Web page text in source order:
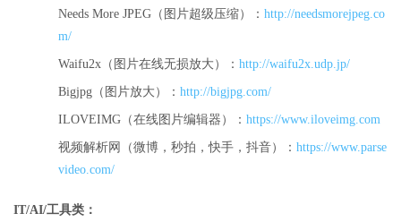
Needs More JPEG（图片超级压缩）： http://needsmorejpeg.co
m/
Waifu2x（图片在线无损放大）： http://waifu2x.udp.jp/
Bigjpg（图片放大）： http://bigjpg.com/
ILOVEIMG（在线图片编辑器）： https://www.iloveimg.com
视频解析网（微博，秒拍，快手，抖音）： https://www.parse
video.com/
IT/AI/工具类：